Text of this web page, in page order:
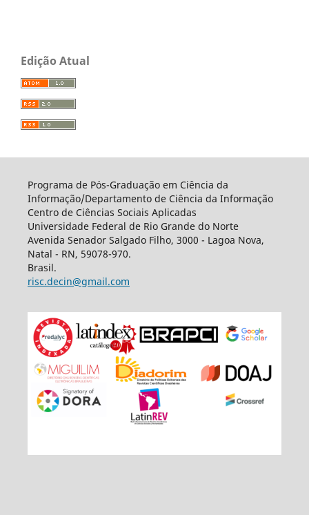
Edição Atual
Programa de Pós-Graduação em Ciência da
Informação/Departamento de Ciência da Informação
Centro de Ciências Sociais Aplicadas
Universidade Federal de Rio Grande do Norte
Avenida Senador Salgado Filho, 3000 - Lagoa Nova,
Natal - RN, 59078-970.
Brasil.
risc.decin@gmail.com